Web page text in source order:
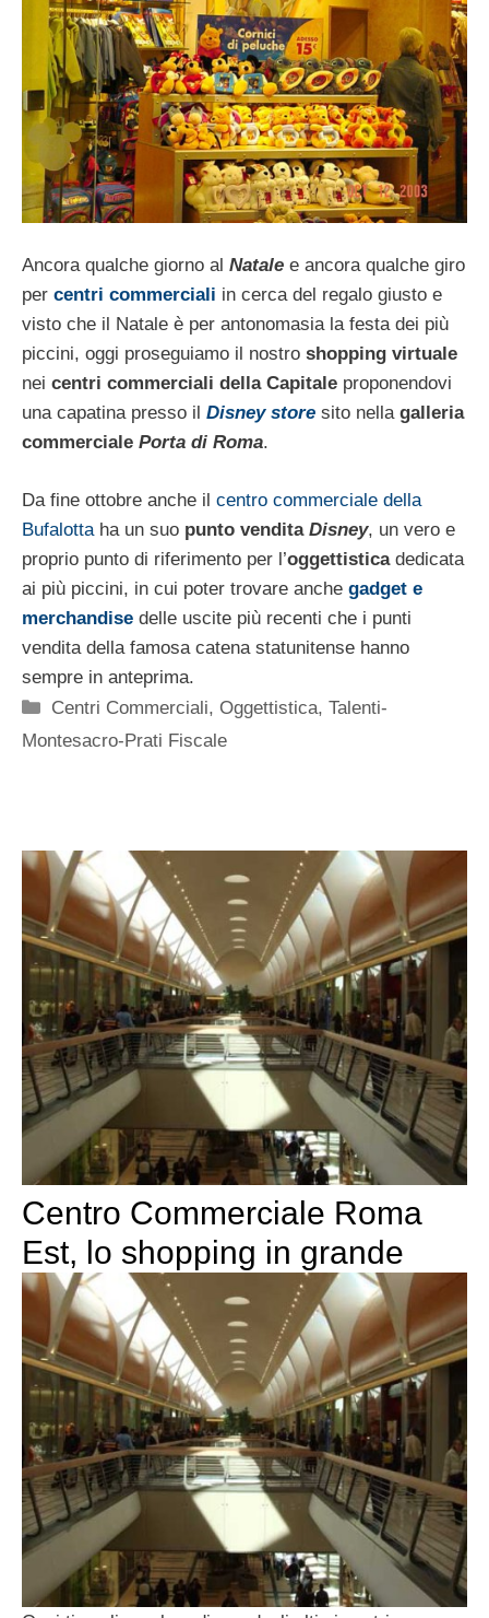
Ancora qualche giorno al Natale e ancora qualche giro
per centri commerciali in cerca del regalo giusto e
visto che il Natale è per antonomasia la festa dei più
piccini, oggi proseguiamo il nostro shopping virtuale
nei centri commerciali della Capitale proponendovi
una capatina presso il Disney store sito nella galleria
commerciale Porta di Roma.
Da fine ottobre anche il centro commerciale della
Bufalotta ha un suo punto vendita Disney, un vero e
proprio punto di riferimento per l’oggettisticadedicata
ai più piccini, in cui poter trovare anche gadget e
merchandise delle uscite più recenti che i punti
vendita della famosa catena statunitense hanno
sempre in anteprima.
Categorie
Centri Commerciali,Oggettistica,Talenti-
Montesacro-Prati Fiscale
Centro Commerciale Roma
Est, lo shopping in grande